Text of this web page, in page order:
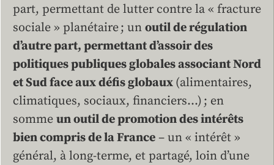
part, permettant de lutter contre la « fracture
sociale » planétaire ; un outil de régulation
d’autre part, permettant d’assoir des
politiques publiques globales associant Nord
et Sud face aux défis globaux (alimentaires,
climatiques, sociaux, financiers…) ; en
somme un outil de promotion des intérêts
bien compris de la France – un « intérêt »
général, à long-terme, et partagé, loin d’une